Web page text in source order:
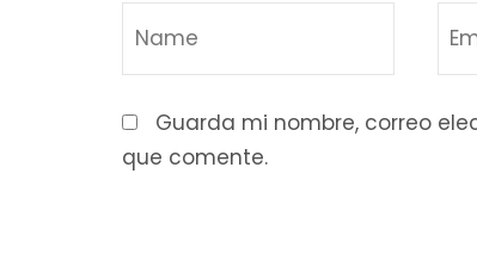
Guarda mi nombre, correo
que comente.